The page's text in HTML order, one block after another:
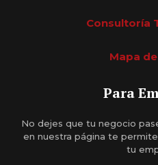
Consultoría
Mapa
Para
No dejes que tu negocio
en nuestra página te
tu